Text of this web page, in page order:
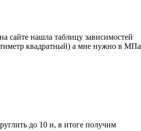
сайте нашла таблицу зависимостей
квадратный) а мне нужно в МПа
до 10 и, в итоге получим